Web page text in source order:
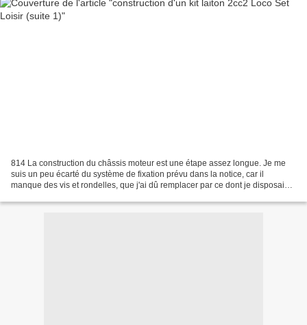
814 La construction du châssis moteur est une étape assez longue. Je me
suis un peu écarté du système de fixation prévu dans la notice, car il
manque des vis et rondelles, que j'ai dû remplacer par ce dont je disposais